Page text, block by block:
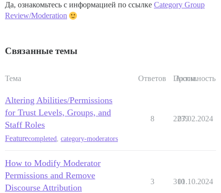
Да, ознакомьтесь с информацией по ссылке Category Group
Review/Moderation
Связанные темы
Тема Ответов Просм.
Активность
Altering Abilities/Permissions
for Trust Levels, Groups, and
Staff Roles
Featurecompleted category-moderators
8 2239
07.02.2024
How to Modify Moderator
Permissions and Remove
Discourse Attribution
3 310
01.10.2024